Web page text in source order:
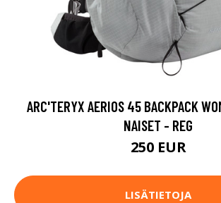
ARC'TERYX AERIOS 45 BACKPACK
NAISET - REG
250 EUR
LISÄTIETOJA